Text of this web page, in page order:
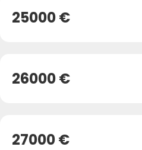
25000 €
26000 €
27000 €